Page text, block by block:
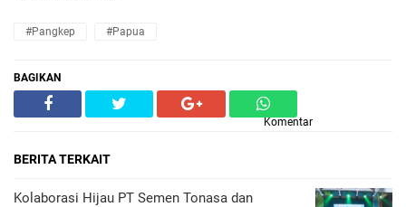
#Pangkep #Papua
BAGIKAN
Komentar
BERITA TERKAIT
Kolaborasi Hijau PT Semen Tonasa dan